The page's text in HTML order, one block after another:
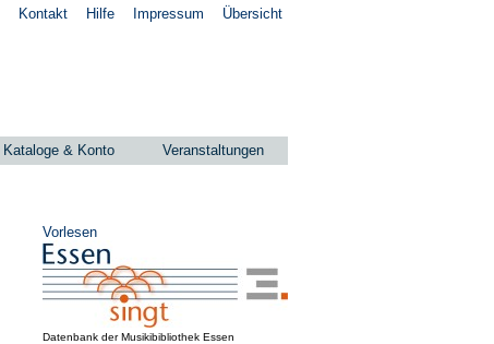
Kontakt Hilfe Impressum Übersicht
Kataloge & Konto
Veranstaltungen
Vorlesen
Datenbank der Musikibibliothek Essen